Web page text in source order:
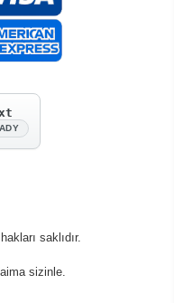
saklıdır.
sizinle.